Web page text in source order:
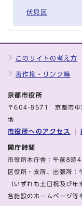
伏見区
このサイトの考え方
著作権・リンク等
京都市役所
〒604-8571 京都市中
地
市役所へのアクセス
開庁時間
市役所本庁舎：午前8
区役所・支所、出張所
（いずれも土日祝及び
各施設のホームページ等